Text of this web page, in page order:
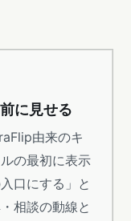
に見せる
由来のキ
の最初に表示
口にする」と
相談の動線と